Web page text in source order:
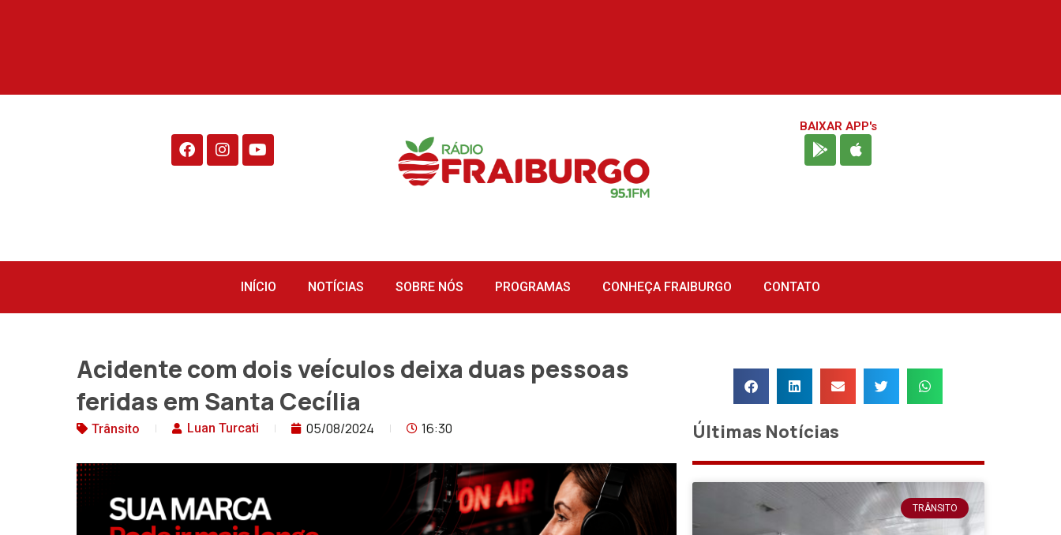
BAIXAR APP's
INÍCIO NOTÍCIAS SOBRE NÓS PROGRAMAS CONHEÇA FRAIBURGO CONTATO
Acidente com dois veículos deixa duas pessoas
feridas em Santa Cecília
Trânsito Luan Turcati 05/08/2024 16:30 Últimas Notícias
TRÂNSITO